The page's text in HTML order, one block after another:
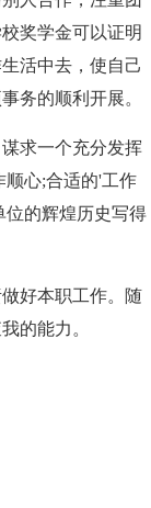
奖学金可以证明
活中去，使自己
务的顺利开展。
求一个充分发挥
顺心;合适的'工作
位的辉煌历史写得
好本职工作。随
的能力。